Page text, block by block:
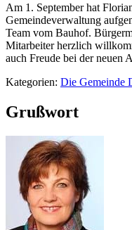
Am 1. September hat
Gemeindeverwaltung
Team vom Bauhof.
Mitarbeiter herzlich
auch Freude bei der neuen
Kategorien: Die Gemeinde
Grußwort